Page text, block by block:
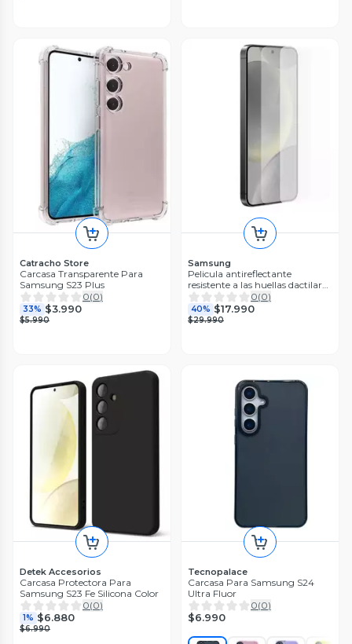
Catracho Store
Carcasa Transparente Para
Samsung S23 Plus
0(0)
33% $3.990
$5.990
Samsung
Pelicula antireflectante
resistente a las huellas dactilares
Galaxy S24 Anti-Reflecting
Screen Prote
0(0)
40% $17.990
$29.990
Detek Accesorios
Carcasa Protectora Para
Samsung S23 Fe Silicona Color
0(0)
1% $6.880
$6.990
Tecnopalace
Carcasa Para Samsung S24
Ultra Fluor
0(0)
$6.990